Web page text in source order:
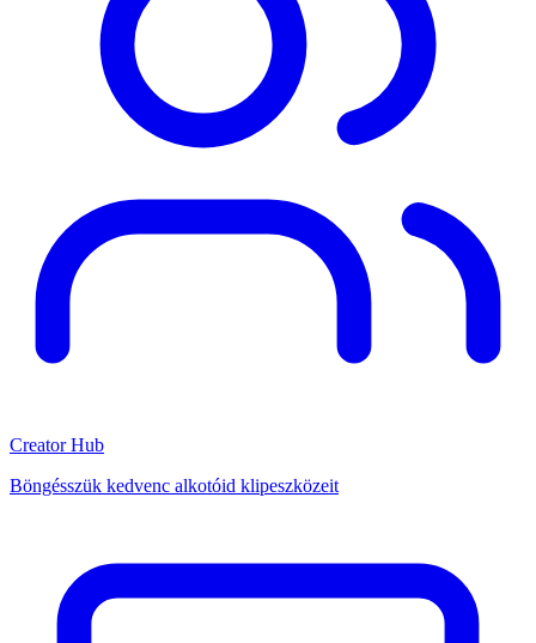
Creator Hub
Böngésszük kedvenc alkotóid klipeszközeit